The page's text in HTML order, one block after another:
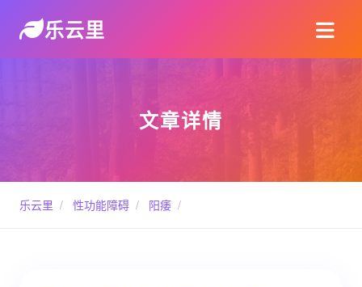
乐云里
文章详情
乐云里 / 性功能障碍 / 阳痿 /